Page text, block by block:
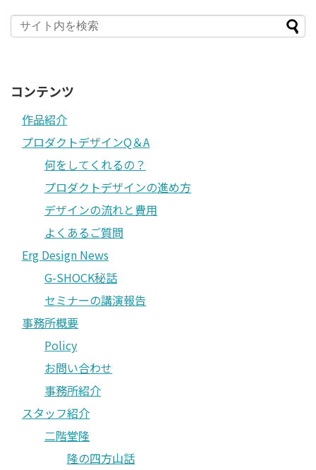
コンテンツ
作品紹介
プロダクトデザインQ＆A
何をしてくれるの？
プロダクトデザインの進め方
デザインの流れと費用
よくあるご質問
Erg Design News
G-SHOCK秘話
セミナーの講演報告
事務所概要
Policy
お問い合わせ
事務所紹介
スタッフ紹介
二階堂隆
隆の四方山話